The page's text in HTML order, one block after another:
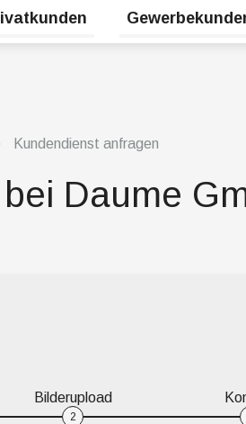
für Erneuerbare Energien
Untermenü für
Kundendienst anfragen
Daume
Bilderupload
2